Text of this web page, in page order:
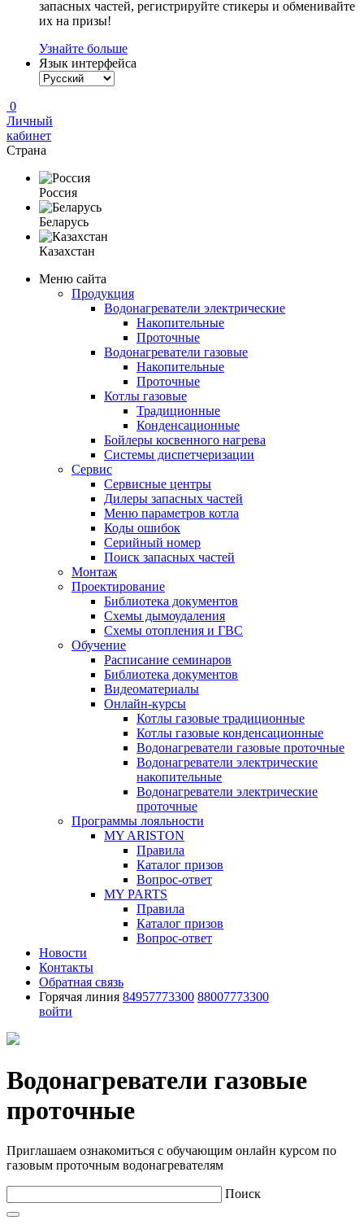
запасных частей, регистрируйте стикеры и обменивайте
их на призы!
Узнайте больше
Язык интерфейса
0
Личный
кабинет
Страна
Россия
Беларусь
Казахстан
Меню сайта
Продукция
Водонагреватели электрические
Накопительные
Проточные
Водонагреватели газовые
Накопительные
Проточные
Котлы газовые
Традиционные
Конденсационные
Бойлеры косвенного нагрева
Системы диспетчеризации
Сервис
Сервисные центры
Дилеры запасных частей
Меню параметров котла
Коды ошибок
Серийный номер
Поиск запасных частей
Монтаж
Проектирование
Библиотека документов
Схемы дымоудаления
Схемы отопления и ГВС
Обучение
Расписание семинаров
Библиотека документов
Видеоматериалы
Онлайн-курсы
Котлы газовые традиционные
Котлы газовые конденсационные
Водонагреватели газовые проточные
Водонагреватели электрические
накопительные
Водонагреватели электрические
проточные
Программы лояльности
MY ARISTON
Правила
Каталог призов
Вопрос-ответ
MY PARTS
Правила
Каталог призов
Вопрос-ответ
Новости
Контакты
Обратная связь
Горячая линия 84957773300 88007773300
войти
Водонагреватели газовые
проточные
Приглашаем ознакомиться с обучающим онлайн курсом по
газовым проточным водонагревателям
Поиск